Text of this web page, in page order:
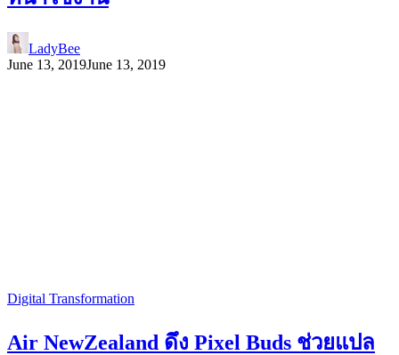
LadyBee
June 13, 2019June 13, 2019
Digital Transformation
Air NewZealand ดึง Pixel Buds ช่วยแปล